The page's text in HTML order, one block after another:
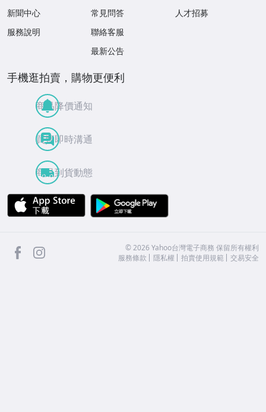
新聞中心
服務說明
常見問答
聯絡客服
最新公告
人才招募
手機逛拍賣，購物更便利
商品降價通知
買賣即時溝通
商品到貨動態
APP Store
facebook ©2026 Yahoo台灣電子商務 保留所有權利
服務條款
隱私權 拍賣使用規範 交易安全